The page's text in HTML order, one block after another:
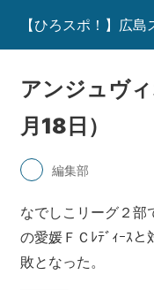
【ひろスポ！】広
アンジュヴ
月18日）
編集部
なでしこリーグ２部
の愛媛ＦＣﾚﾃﾞｨｰｽ
敗となった。